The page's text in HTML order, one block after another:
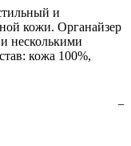
и
кожи. Органайзер
несколькими
кожа 100%,